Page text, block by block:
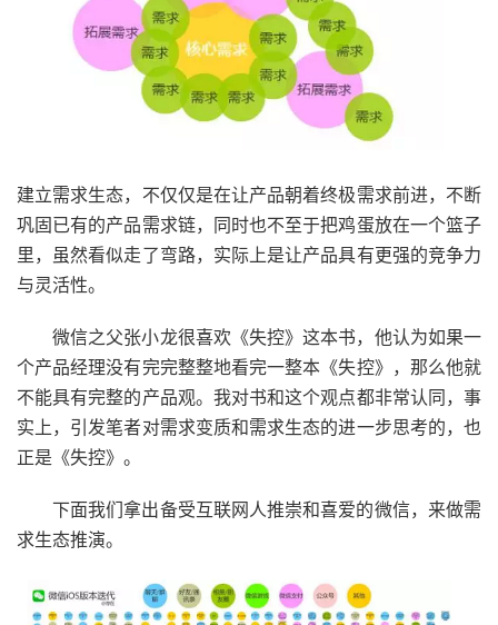
建立需求生态，不仅仅是在让产品朝着终极需求前进，不断
巩固已有的产品需求链，同时也不至于把鸡蛋放在一个篮子
里，虽然看似走了弯路，实际上是让产品具有更强的竞争力
与灵活性。
微信之父张小龙很喜欢《失控》这本书，他认为如果一
个产品经理没有完完整整地看完一整本《失控》，那么他就
不能具有完整的产品观。我对书和这个观点都非常认同，事
实上，引发笔者对需求变质和需求生态的进一步思考的，也
正是《失控》。
下面我们拿出备受互联网人推崇和喜爱的微信，来做需
求生态推演。